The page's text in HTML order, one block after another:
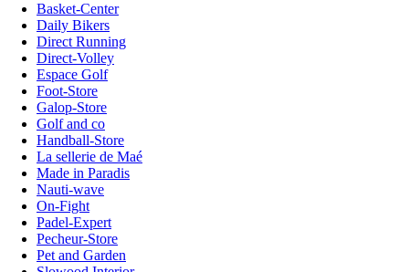
Basket-Center
Daily Bikers
Direct Running
Direct-Volley
Espace Golf
Foot-Store
Galop-Store
Golf and co
Handball-Store
La sellerie de Maé
Made in Paradis
Nauti-wave
On-Fight
Padel-Expert
Pecheur-Store
Pet and Garden